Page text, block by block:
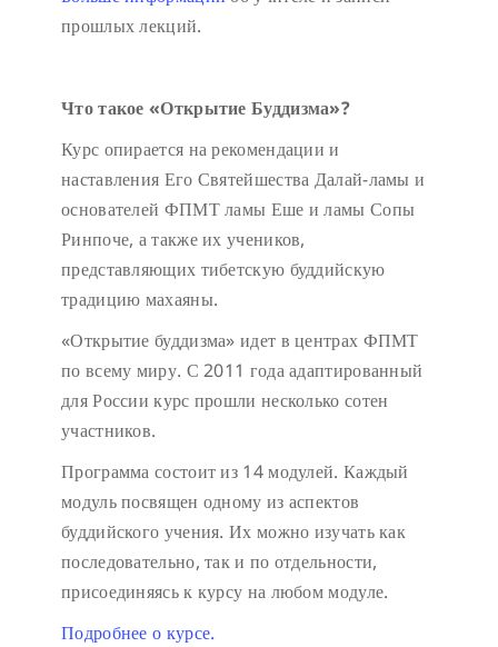
прошлых лекций.
Что такое «Открытие Буддизма»?
Курс опирается на рекомендации и
наставления Его Святейшества Далай-ламы и
основателей ФПМТ ламы Еше и ламы Сопы
Ринпоче, а также их учеников,
представляющих тибетскую буддийскую
традицию махаяны.
«Открытие буддизма» идет в центрах ФПМТ
по всему миру. С 2011 года адаптированный
для России курс прошли несколько сотен
участников.
Программа состоит из 14 модулей. Каждый
модуль посвящен одному из аспектов
буддийского учения. Их можно изучать как
последовательно, так и по отдельности,
присоединяясь к курсу на любом модуле.
Подробнее о курсе.